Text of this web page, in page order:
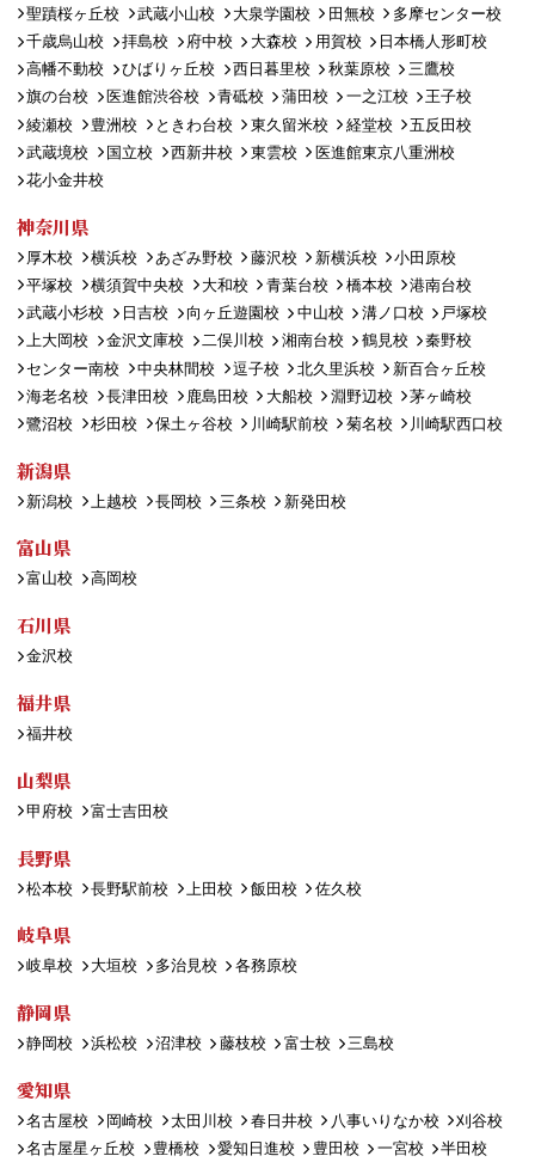
聖蹟桜ヶ丘校 武蔵小山校 大泉学園校 田無校
多摩センター校
千歳烏山校
拝島校 府中校 大森校 用賀校
日本橋人形町校
高幡不動校
ひばりヶ丘校 西日暮里校 秋葉原校
三鷹校
旗の台校
医進館渋谷校 青砥校 蒲田校 一之江校
王子校
綾瀬校
豊洲校 ときわ台校 東久留米校 経堂校
五反田校
武蔵境校
国立校 西新井校 東雲校
医進館東京八重洲校
花小金井校
神奈川県
厚木校 横浜校 あざみ野校 藤沢校 新横浜校
小田原校
平塚校
横須賀中央校 大和校 青葉台校 橋本校
港南台校
武蔵小杉校
日吉校 向ヶ丘遊園校 中山校 溝ノ口校
戸塚校
上大岡校
金沢文庫校 二俣川校 湘南台校 鶴見校
秦野校
センター南校
中央林間校 逗子校 北久里浜校
新百合ヶ丘校
海老名校
長津田校 鹿島田校 大船校 淵野辺校
茅ヶ崎校
鷺沼校
杉田校 保土ヶ谷校 川崎駅前校 菊名校 川崎駅西口校
新潟県
新潟校 上越校 長岡校 三条校 新発田校
富山県
富山校 高岡校
石川県
金沢校
福井県
福井校
山梨県
甲府校 富士吉田校
長野県
松本校 長野駅前校 上田校 飯田校 佐久校
岐阜県
岐阜校 大垣校 多治見校 各務原校
静岡県
静岡校 浜松校 沼津校 藤枝校 富士校 三島校
愛知県
名古屋校 岡崎校 太田川校 春日井校 八事いりなか校
刈谷校
名古屋星ヶ丘校
豊橋校 愛知日進校 豊田校 一宮校
半田校